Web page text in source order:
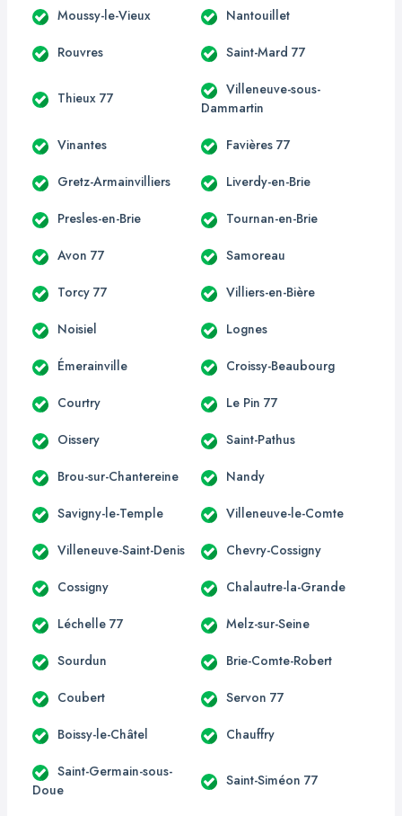
Moussy-le-Vieux Nantouillet
Rouvres Saint-Mard 77
Thieux 77
Villeneuve-sous-
Dammartin
Vinantes Favières 77
Gretz-Armainvilliers Liverdy-en-Brie
Presles-en-Brie Tournan-en-Brie
Avon 77 Samoreau
Torcy 77 Villiers-en-Bière
Noisiel Lognes
Émerainville Croissy-Beaubourg
Courtry Le Pin 77
Oissery Saint-Pathus
Brou-sur-Chantereine Nandy
Savigny-le-Temple Villeneuve-le-Comte
Villeneuve-Saint-Denis Chevry-Cossigny
Cossigny Chalautre-la-Grande
Léchelle 77 Melz-sur-Seine
Sourdun Brie-Comte-Robert
Coubert Servon 77
Boissy-le-Châtel Chauffry
Saint-Germain-sous-
Doue
Saint-Siméon 77